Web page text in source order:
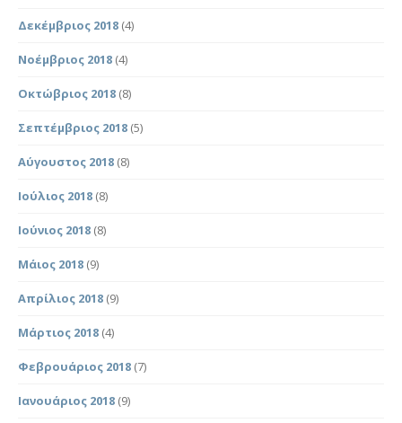
Δεκέμβριος 2018 (4)
Νοέμβριος 2018 (4)
Οκτώβριος 2018 (8)
Σεπτέμβριος 2018 (5)
Αύγουστος 2018 (8)
Ιούλιος 2018 (8)
Ιούνιος 2018 (8)
Μάιος 2018 (9)
Απρίλιος 2018 (9)
Μάρτιος 2018 (4)
Φεβρουάριος 2018 (7)
Ιανουάριος 2018 (9)